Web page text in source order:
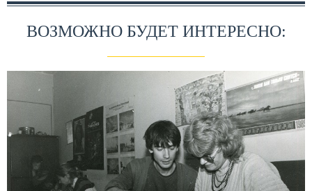
ВОЗМОЖНО БУДЕТ ИНТЕРЕСНО: